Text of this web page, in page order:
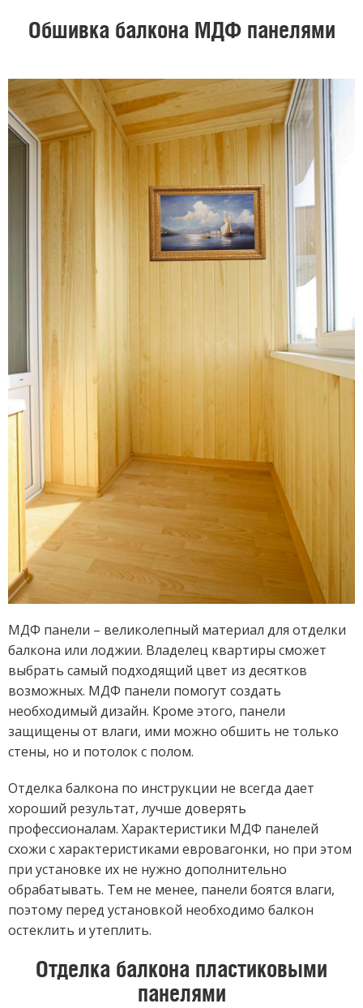
Обшивка балкона МДФ панелями
МДФ панели – великолепный материал для отделки
балкона или лоджии. Владелец квартиры сможет
выбрать самый подходящий цвет из десятков
возможных. МДФ панели помогут создать
необходимый дизайн. Кроме этого, панели
защищены от влаги, ими можно обшить не только
стены, но и потолок с полом.
Отделка балкона по инструкции не всегда дает
хороший результат, лучше доверять
профессионалам. Характеристики МДФ панелей
схожи с характеристиками евровагонки, но при этом
при установке их не нужно дополнительно
обрабатывать. Тем не менее, панели боятся влаги,
поэтому перед установкой необходимо балкон
остеклить и утеплить.
Отделка балкона пластиковыми
панелями